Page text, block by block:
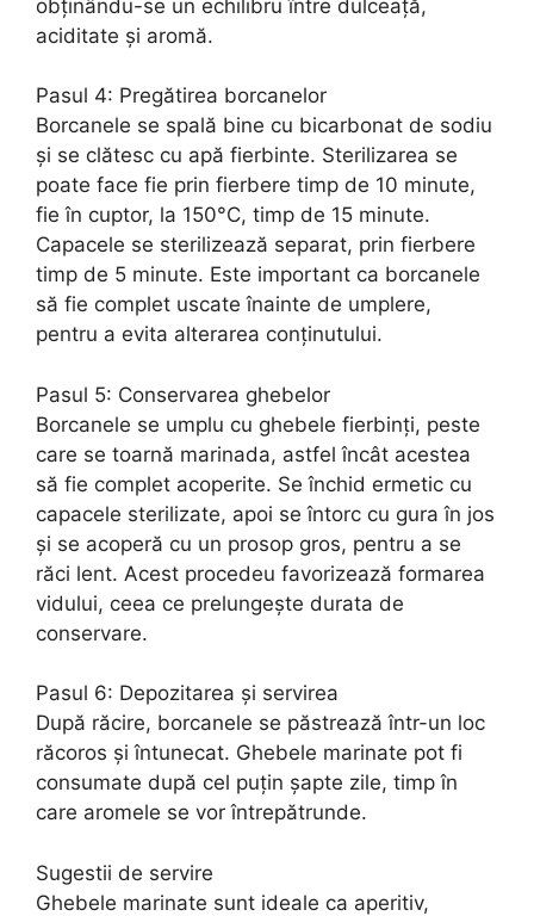
obținându-se un echilibru între dulceață,
aciditate și aromă.
Pasul 4: Pregătirea borcanelor
Borcanele se spală bine cu bicarbonat de sodiu
și se clătesc cu apă fierbinte. Sterilizarea se
poate face fie prin fierbere timp de 10 minute,
fie în cuptor, la 150°C, timp de 15 minute.
Capacele se sterilizează separat, prin fierbere
timp de 5 minute. Este important ca borcanele
să fie complet uscate înainte de umplere,
pentru a evita alterarea conținutului.
Pasul 5: Conservarea ghebelor
Borcanele se umplu cu ghebele fierbinți, peste
care se toarnă marinada, astfel încât acestea
să fie complet acoperite. Se închid ermetic cu
capacele sterilizate, apoi se întorc cu gura în jos
și se acoperă cu un prosop gros, pentru a se
răci lent. Acest procedeu favorizează formarea
vidului, ceea ce prelungește durata de
conservare.
Pasul 6: Depozitarea și servirea
După răcire, borcanele se păstrează într-un loc
răcoros și întunecat. Ghebele marinate pot fi
consumate după cel puțin șapte zile, timp în
care aromele se vor întrepătrunde.
Sugestii de servire
Ghebele marinate sunt ideale ca aperitiv,